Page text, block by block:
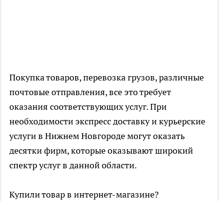
Покупка товаров, перевозка грузов, различные
почтовые отправления, все это требует
оказания соответствующих услуг. При
необходимости экспресс доставку и курьерские
услуги в Нижнем Новгороде могут оказать
десятки фирм, которые оказывают широкий
спектр услуг в данной области.
Купили товар в интернет-магазине?